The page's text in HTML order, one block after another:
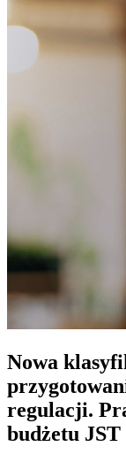
Nowa
regulacji.
budżetu JST